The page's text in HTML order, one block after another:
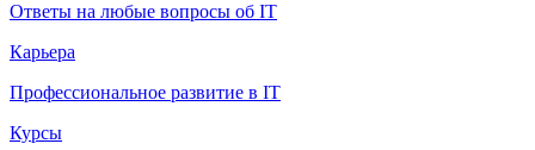
Ответы на любые вопросы об IT
Карьера
Профессиональное развитие в IT
Курсы